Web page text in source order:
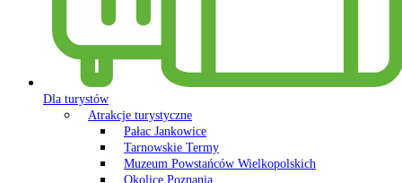
Dla turystów
Atrakcje turystyczne
Pałac Jankowice
Tarnowskie Termy
Muzeum Powstańców Wielkopolskich
Okolice Poznania